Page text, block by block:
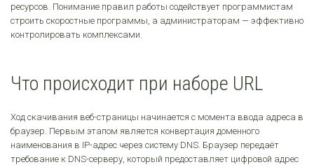
ресурсов. Понимание правил работы содействует программистам
строить скоростные программы, а администраторам — эффективно
контролировать комплексами.
Что происходит при наборе URL
Ход скачивания веб-страницы начинается с момента ввода адреса в
браузер. Первым этапом является конвертация доменного
наименования в IP-адрес через систему DNS. Браузер передаёт
требование к DNS-серверу, который предоставляет цифровой адрес